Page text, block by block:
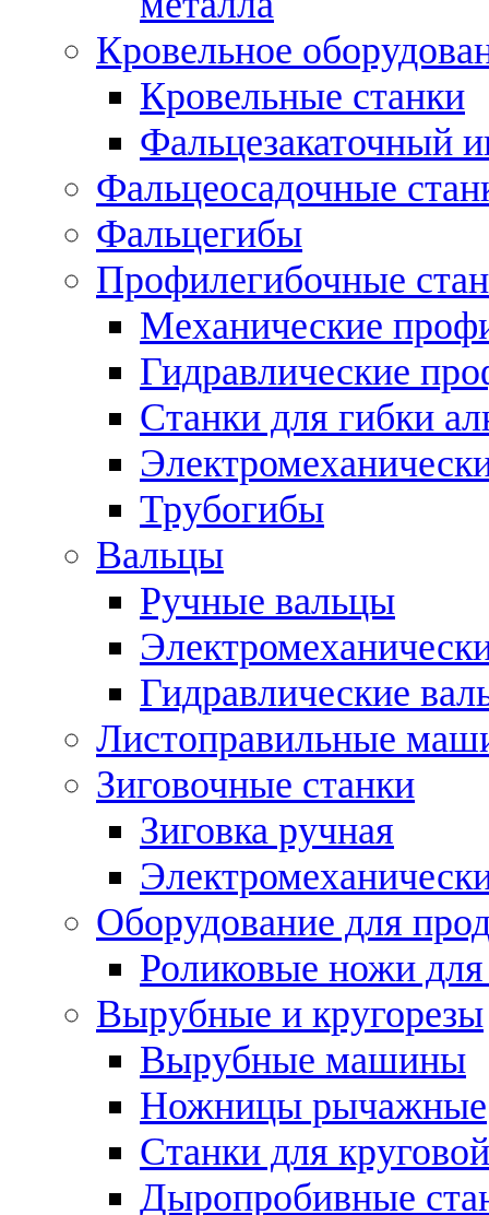
Кровельное
Кровельные станки
Фальцезакаточный
Фальцеосадочные
Фальцегибы
Профилегибочные
Механические
Гидравлические
Станки для гибки
Трубогибы
Вальцы
Ручные вальцы
Гидравлические
Листоправильные
Зиговочные станки
Зиговка ручная
Оборудование для
Роликовые ножи для
Вырубные и кругорезы
Вырубные машины
Ножницы рычажные
Станки для
Дыропробивные